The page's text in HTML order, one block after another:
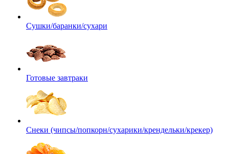
Сушки/баранки/сухари
Готовые завтраки
Снеки (чипсы/попкорн/сухарики/крендельки/крекер)